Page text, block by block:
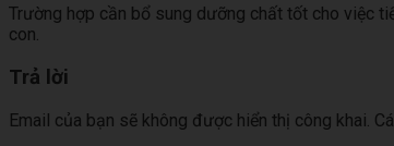
Trường hợp cần bổ sung dưỡng chất tốt cho việc
con.
Trả lời
Email của bạn sẽ không được hiển thị công khai.